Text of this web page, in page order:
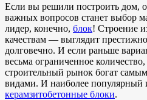
Если вы решили построить дом,
важных вопросов станет выбор
лидер, конечно, блок! Строение
качествам — выглядит
долговечно. И если раньше
весьма ограниченное
строительный рынок богат
видами. И наиболее
керамзитобетонные блоки.